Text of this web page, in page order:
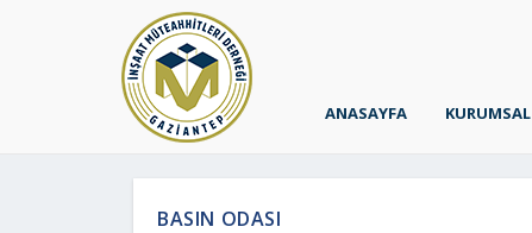
ANASAYFA KURUMSAL
BASIN ODASI